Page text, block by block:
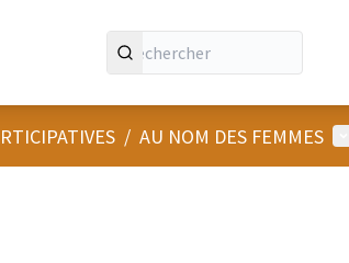
/ AU NOM DES FEMMES